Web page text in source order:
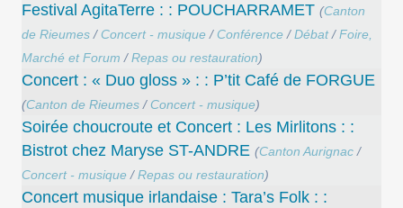
Festival AgitaTerre : : POUCHARRAMET (Canton
de Rieumes/ Concert - musique/ Conférence/Débat/Foire,
Marché et Forum /Repas ou restauration)
Concert : « Duo gloss » : : P’tit Café de FORGUE
(Canton de Rieumes/ Concert - musique)
Soirée choucroute et Concert : Les Mirlitons : :
Bistrot chez Maryse ST-ANDRE (Canton Aurignac/
Concert - musique/Repas ou restauration)
Concert musique irlandaise : Tara’s Folk : :